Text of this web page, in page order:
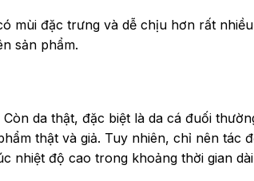
mùi đặc trưng và dễ chịu hơn rất
sản phẩm.
da thật, đặc biệt là da cá đuối
thật và giả. Tuy nhiên, chỉ nên tác
nhiệt độ cao trong khoảng thời gian